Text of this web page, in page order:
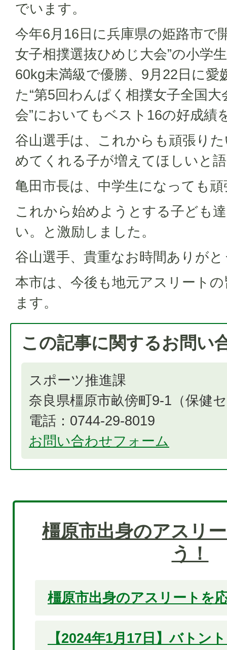
でいます。
今年6月16日に兵庫県の姫路市で
女子相撲選抜ひめじ大会”の小学
60kg未満級で優勝、9月22日に愛
た“第5回わんぱく相撲女子全国
会”においてもベスト16の好成績
谷山選手は、これからも頑張り
めてくれる子が増えてほしいと
亀田市長は、中学生になっても
これから始めようとする子ども
い。と激励しました。
谷山選手、貴重なお時間ありが
本市は、今後も地元アスリート
ます。
この記事に関するお問い
スポーツ推進課
奈良県橿原市畝傍町9-1（保健
電話：0744-29-8019
お問い合わせフォーム
橿原市出身のアスリ
う！
橿原市出身のアスリートを
【2024年1月17日】バトン